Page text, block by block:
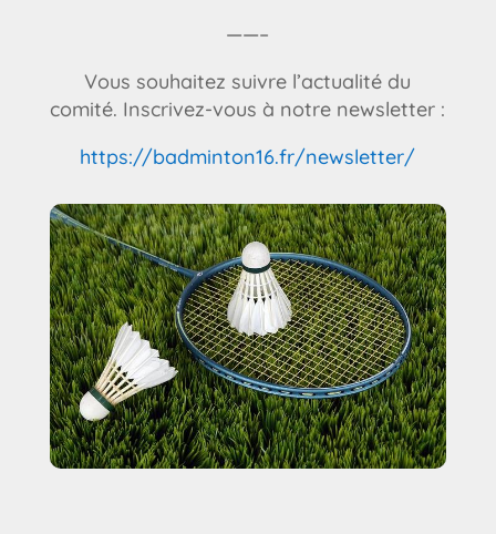
——–
Vous souhaitez suivre l’actualité du
comité. Inscrivez-vous à notre newsletter :
https://badminton16.fr/newsletter/